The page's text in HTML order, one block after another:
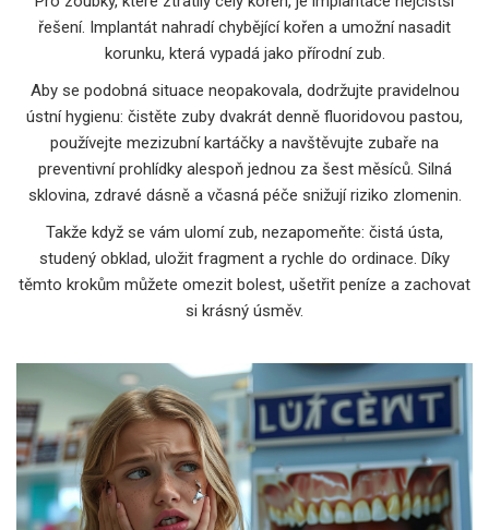
řešení. Implantát nahradí chybějící kořen a umožní nasadit
korunku, která vypadá jako přírodní zub.
Aby se podobná situace neopakovala, dodržujte pravidelnou
ústní hygienu: čistěte zuby dvakrát denně fluoridovou pastou,
používejte mezizubní kartáčky a navštěvujte zubaře na
preventivní prohlídky alespoň jednou za šest měsíců. Silná
sklovina, zdravé dásně a včasná péče snižují riziko zlomenin.
Takže když se vám ulomí zub, nezapomeňte: čistá ústa,
studený obklad, uložit fragment a rychle do ordinace. Díky
těmto krokům můžete omezit bolest, ušetřit peníze a zachovat
si krásný úsměv.